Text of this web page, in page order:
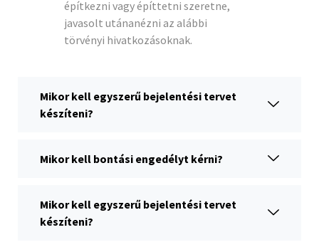
építkezni vagy építtetni szeretne,
javasolt utánanézni az alábbi
törvényi hivatkozásoknak.
Mikor kell egyszerű bejelentési tervet
készíteni?
Mikor kell bontási engedélyt kérni?
Mikor kell egyszerű bejelentési tervet
készíteni?